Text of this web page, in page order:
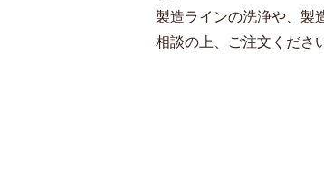
製造ラインの洗浄や、製
相談の上、ご注⽂くださ